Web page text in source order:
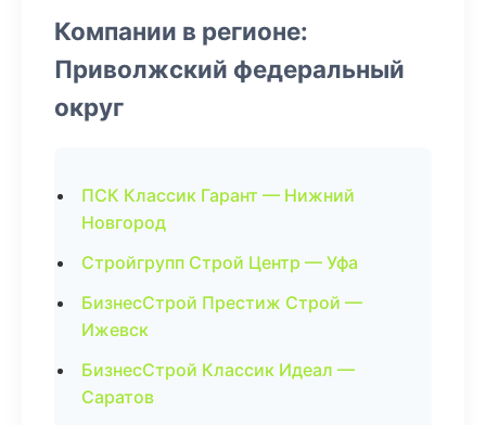
Компании в регионе:
Приволжский федеральный
округ
ПСК Классик Гарант — Нижний
Новгород
Стройгрупп Строй Центр — Уфа
БизнесСтрой Престиж Строй —
Ижевск
БизнесСтрой Классик Идеал —
Саратов